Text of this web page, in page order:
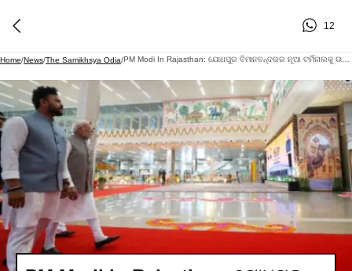
12
Home/News/The Samikhsya Odia/